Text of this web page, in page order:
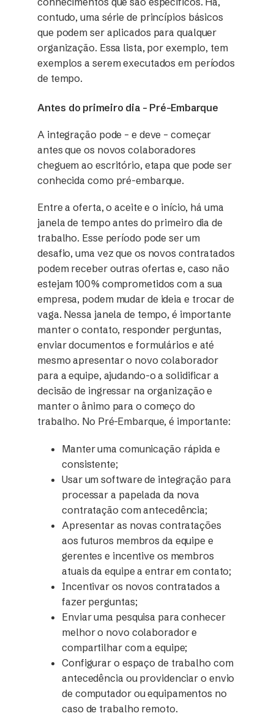
contudo, uma série de princípios básicos
que podem ser aplicados para qualquer
organização. Essa lista, por exemplo, tem
exemplos a serem executados em períodos
de tempo.
Antes do primeiro dia – Pré-Embarque
A integração pode – e deve – começar
antes que os novos colaboradores
cheguem ao escritório, etapa que pode ser
conhecida como pré-embarque.
Entre a oferta, o aceite e o início, há uma
janela de tempo antes do primeiro dia de
trabalho. Esse período pode ser um
desafio, uma vez que os novos contratados
podem receber outras ofertas e, caso não
estejam 100% comprometidos com a sua
empresa, podem mudar de ideia e trocar de
vaga. Nessa janela de tempo, é importante
manter o contato, responder perguntas,
enviar documentos e formulários e até
mesmo apresentar o novo colaborador
para a equipe, ajudando-o a solidificar a
decisão de ingressar na organização e
manter o ânimo para o começo do
trabalho. No Pré-Embarque, é importante:
Manter uma comunicação rápida e
consistente;
Usar um software de integração para
processar a papelada da nova
contratação com antecedência;
Apresentar as novas contratações
aos futuros membros da equipe e
gerentes e incentive os membros
atuais da equipe a entrar em contato;
Incentivar os novos contratados a
fazer perguntas;
Enviar uma pesquisa para conhecer
melhor o novo colaborador e
compartilhar com a equipe;
Configurar o espaço de trabalho com
antecedência ou providenciar o envio
de computador ou equipamentos no
caso de trabalho remoto.